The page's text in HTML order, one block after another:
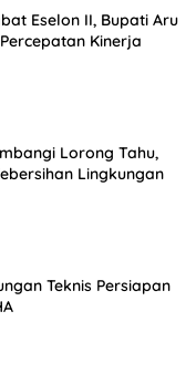
Eselon II, Bupati Aru
Kinerja
Lorong Tahu,
Lingkungan
Teknis Persiapan